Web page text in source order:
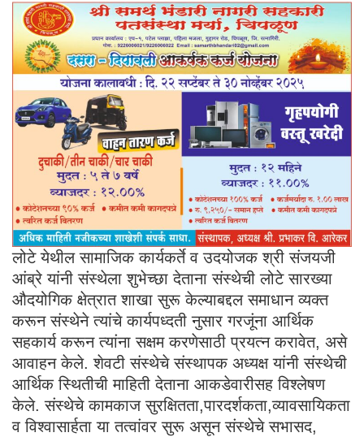
लोटे येथील सामाजिक कार्यकर्ते व उदयोजक श्री संजयजी
आंब्रे यांनी संस्थेला शुभेच्छा देताना संस्थेची लोटे सारख्या
औदयोगिक क्षेत्रात शाखा सुरू केल्याबद्दल समाधान व्यक्त
करून संस्थेने त्यांचे कार्यपध्दती नुसार गरजूंना आर्थिक
सहकार्य करून त्यांना सक्षम करणेसाठी प्रयत्न करावेत, असे
आवाहन केले. शेवटी संस्थेचे संस्थापक अध्यक्ष यांनी संस्थेची
आर्थिक स्थितीची माहिती देताना आकडेवारीसह विश्लेषण
केले. संस्थेचे कामकाज सुरक्षितता,पारदर्शकता,व्यावसायिकता
व विश्वासार्हता या तत्वांवर सुरू असून संस्थेचे सभासद,